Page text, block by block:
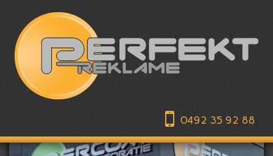
0492 35 92 88